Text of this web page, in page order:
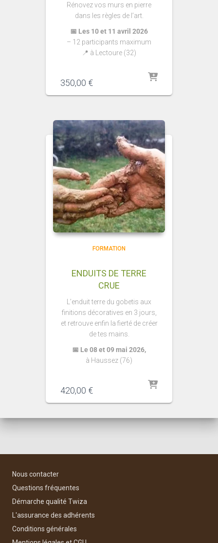
Rénovez vos murs en pierre
dans les règles de l’art.
📅 Les 10 et 11 avril 2026
– 12 participants maximum
📍 à Lectoure (32)
350,00 €
FORMATION
ENDUITS DE TERRE
CRUE
L’enduit terre du gobetis aux
finitions décoratives en 3 jours,
et retrouve enfin la fierté de créer
de tes mains.
📅 Le 08 et 09 mai 2026,
à Haussez (76)
420,00 €
Nous contacter
Questions fréquentes
Démarche qualité Twiza
L'assurance des adhérents
Conditions générales